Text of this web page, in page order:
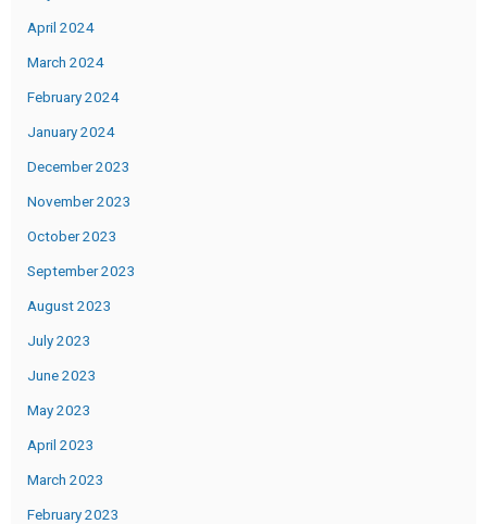
April 2024
March 2024
February 2024
January 2024
December 2023
November 2023
October 2023
September 2023
August 2023
July 2023
June 2023
May 2023
April 2023
March 2023
February 2023